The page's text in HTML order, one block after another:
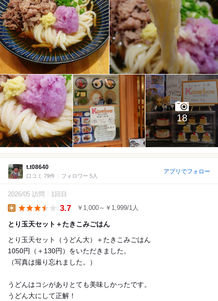
18
t.t08640
口コミ 79件 フォロワー 5人
アプリでフォロー
2026/05 訪問 1回目
3.7 ￥1,000～￥1,999/1人
とり玉天セット＋たきこみごはん
とり玉天セット（うどん大）＋たきこみごはん
1050円（＋130円）をいただきました。
（写真は撮り忘れました。）
うどんはコシがありとても美味しかったです。
うどん大にして正解！